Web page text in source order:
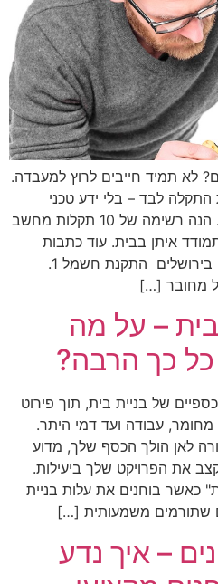
לא תמיד חייבים לרוץ למעבדה.
לבד – בלי ידע טכני
מעמיק ובלי לשבור את הראש. הנה רשימה של 10 תקלות מחשב
איתן בבית. עוד כתבות
מומלצות באתר: דיור מוגן דתי בירושלים התקנת חשמל 1.
מחובר […]
– על מה
כך הרבה?
של בניית בית, תוך פירוט
מחומר, עבודה ועד דמי היתר.
לאן הולך הכסף שלך, מדוע
את הפרויקט שלך ביעילות.
כאשר בוחנים את עלות בניית
שתורמים משמעותית […]
– איך נדע